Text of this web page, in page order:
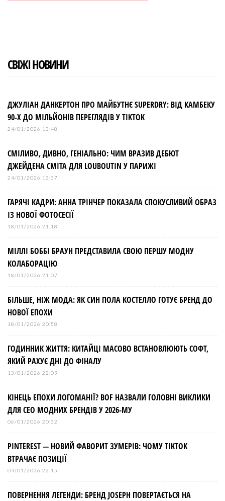
СВІЖІ НОВИНИ
ДЖУЛІАН ДАНКЕРТОН ПРО МАЙБУТНЄ SUPERDRY: ВІД КАМБЕКУ
90-Х ДО МІЛЬЙОНІВ ПЕРЕГЛЯДІВ У TIKTOK
24/01/2026 13:48
СМІЛИВО, ДИВНО, ГЕНІАЛЬНО: ЧИМ ВРАЗИВ ДЕБЮТ
ДЖЕЙДЕНА СМІТА ДЛЯ LOUBOUTIN У ПАРИЖІ
24/01/2026 13:37
ГАРЯЧІ КАДРИ: АННА ТРІНЧЕР ПОКАЗАЛА СПОКУСЛИВИЙ ОБРАЗ
ІЗ НОВОЇ ФОТОСЕСІЇ
18/01/2026 21:18
МІЛЛІ БОББІ БРАУН ПРЕДСТАВИЛА СВОЮ ПЕРШУ МОДНУ
КОЛАБОРАЦІЮ
18/01/2026 21:07
БІЛЬШЕ, НІЖ МОДА: ЯК СИН ПОЛА КОСТЕЛЛО ГОТУЄ БРЕНД ДО
НОВОЇ ЕПОХИ
18/01/2026 20:58
ГОДИННИК ЖИТТЯ: КИТАЙЦІ МАСОВО ВСТАНОВЛЮЮТЬ СОФТ,
ЯКИЙ РАХУЄ ДНІ ДО ФІНАЛУ
13/01/2026 22:09
КІНЕЦЬ ЕПОХИ ЛОГОМАНІЇ? BOF НАЗВАЛИ ГОЛОВНІ ВИКЛИКИ
ДЛЯ СЕО МОДНИХ БРЕНДІВ У 2026-МУ
06/01/2026 20:32
PINTEREST — НОВИЙ ФАВОРИТ ЗУМЕРІВ: ЧОМУ TIKTOK
ВТРАЧАЄ ПОЗИЦІЇ
04/01/2026 22:15
ПОВЕРНЕННЯ ЛЕГЕНДИ: БРЕНД JOSEPH ПОВЕРТАЄТЬСЯ НА